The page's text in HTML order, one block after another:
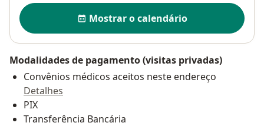
Disponibilidade
Mostrar o calendário
Modalidades de pagamento (visitas privadas)
Convênios médicos aceitos neste endereço
Detalhes
PIX
Transferência Bancária